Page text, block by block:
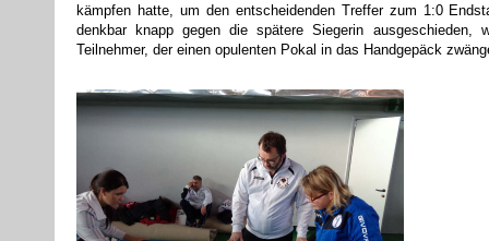
kämpfen hatte, um den entscheidenden Treffer zum 1:0
denkbar knapp gegen die spätere Siegerin ausgeschieden,
Teilnehmer, der einen opulenten Pokal in das Handgepäck